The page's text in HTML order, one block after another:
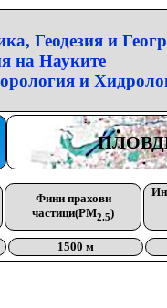
Геодезия и
на Науките
и
Фини прахови
частици(PM2.5)
1500 м